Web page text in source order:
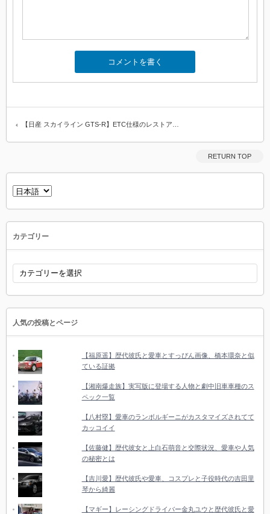
【日産 スカイライン GTS-R】ETC仕様のレストア…
RETURN TOP
言
語
カテゴリー
カ
ゴ
リ
人気の投稿とページ
【福原遥】歴代彼氏と愛車とすっぴん画像、橋本環奈と似
ている証拠
【湘南爆走族】実写版に登場する人物と劇中旧車車種のス
ペック一覧
【八村塁】愛車のランボルギーニがカスタマイズされてて
カッコイイ
【佐藤健】歴代彼女と上白石萌音と交際状況、愛車や人気
の秘密とは
【吉川愛】歴代彼氏や愛車、コスプレと子役時代の吉田里
琴から綺麗
【マギー】レーシングドライバー金丸ユウと歴代彼氏と愛